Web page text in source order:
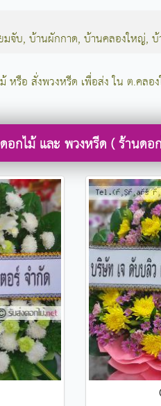
มจับ, บ้านผักกาด, บ้านคลองใหญ่,
หรือ สั่งพวงหรีด เพื่อส่ง ใน ต.คล
อกไม้ และ พวงหรีด ( ร้าน